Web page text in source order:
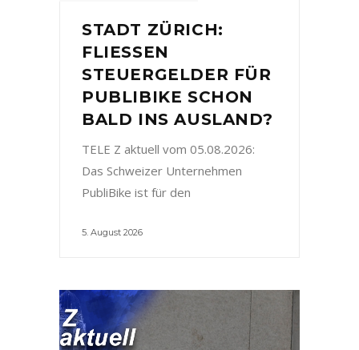
STADT ZÜRICH:
FLIESSEN
STEUERGELDER FÜR
PUBLIBIKE SCHON
BALD INS AUSLAND?
TELE Z aktuell vom 05.08.2026:
Das Schweizer Unternehmen
PubliBike ist für den
5. August 2026